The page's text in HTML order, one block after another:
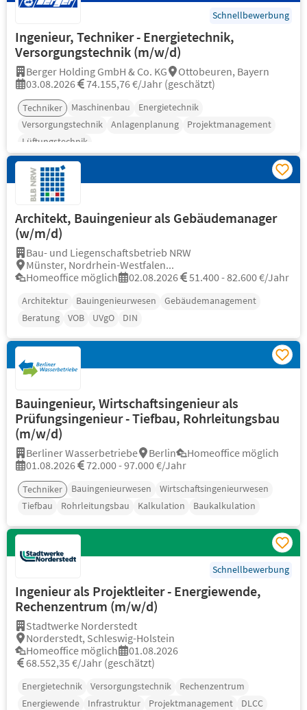
Schnellbewerbung
Ingenieur, Techniker - Energietechnik,
Versorgungstechnik (m/w/d)
Berger Holding GmbH & Co. KG
Ottobeuren, Bayern
03.08.2026
74.155,76 €/Jahr (geschätzt)
Techniker Maschinenbau
Energietechnik
Versorgungstechnik
Anlagenplanung
Projektmanagement
Lüftungstechnik
Architekt, Bauingenieur als Gebäudemanager
(w/m/d)
Bau- und Liegenschaftsbetrieb NRW
Münster, Nordrhein-Westfalen...
Homeoffice möglich
02.08.2026 51.400 - 82.600 €/Jahr
Architektur Bauingenieurwesen
Gebäudemanagement
Beratung
VOB UVgO DIN
Bauingenieur, Wirtschaftsingenieur als
Prüfungsingenieur - Tiefbau, Rohrleitungsbau
(m/w/d)
Berliner Wasserbetriebe Berlin
Homeoffice möglich
01.08.2026
72.000 - 97.000 €/Jahr
Techniker Bauingenieurwesen
Wirtschaftsingenieurwesen
Tiefbau
Rohrleitungsbau Kalkulation Baukalkulation
Schnellbewerbung
Ingenieur als Projektleiter - Energiewende,
Rechenzentrum (m/w/d)
Stadtwerke Norderstedt
Norderstedt, Schleswig-Holstein
Homeoffice möglich
01.08.2026
68.552,35 €/Jahr (geschätzt)
Energietechnik Versorgungstechnik
Rechenzentrum
Energiewende
Infrastruktur Projektmanagement DLCC